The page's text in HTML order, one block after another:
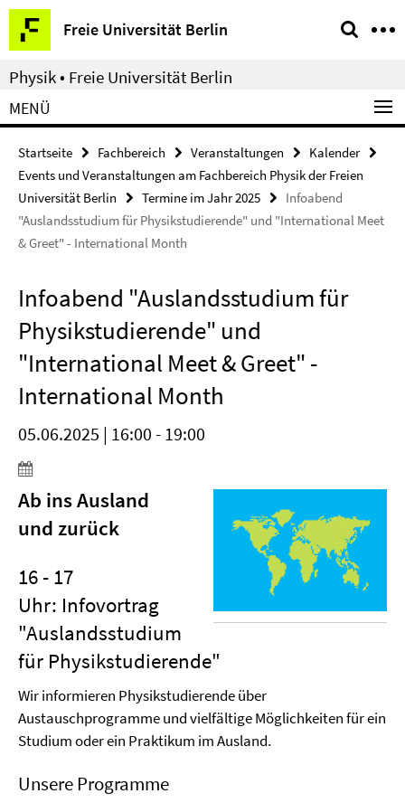
Springe
direkt
zu
Inhalt
Freie Universität Berlin
Service-
Navigation
Physik • Freie Universität Berlin
MENÜ
Startseite Fachbereich Veranstaltungen
Kalender
Events und Veranstaltungen am Fachbereich Physik der Freien
Universität Berlin
Termine im Jahr 2025
Infoabend
"Auslandsstudium für Physikstudierende" und "International Meet
& Greet" - International Month
Infoabend "Auslandsstudium für
Physikstudierende" und
"International Meet & Greet" -
International Month
05.06.2025 | 16:00 - 19:00
Ab ins Ausland
und zurück
16 - 17
Uhr: Infovortrag
"Auslandsstudium
für Physikstudierende"
Wir informieren Physikstudierende über
Austauschprogramme und vielfältige Möglichkeiten für ein
Studium oder ein Praktikum im Ausland.
Unsere Programme